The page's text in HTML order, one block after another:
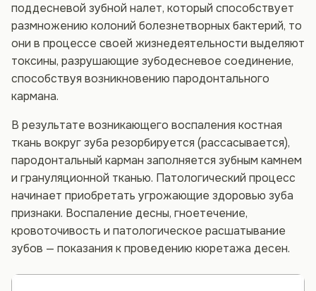
поддесневой зубной налет, который способствует
размножению колоний болезнетворных бактерий, то
они в процессе своей жизнедеятельности выделяют
токсины, разрушающие зубодесневое соединение,
способствуя возникновению пародонтального
кармана.
В результате возникающего воспаления костная
ткань вокруг зуба резорбируется (рассасывается),
пародонтальный карман заполняется зубным камнем
и грануляционной тканью. Патологический процесс
начинает приобретать угрожающие здоровью зуба
признаки. Воспаление десны, гноетечение,
кровоточивость и патологическое расшатывание
зубов — показания к проведению кюретажа десен.